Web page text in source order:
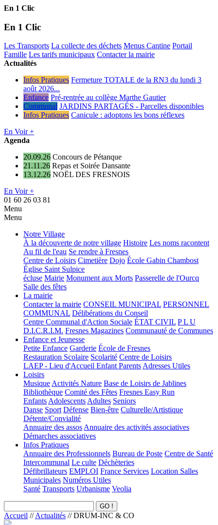
En 1 Clic
En 1 Clic
Les Transports La collecte des déchets Menus Cantine Portail
Famille Les tarifs municipaux Contacter la mairie
Actualités
Infos Pratiques Fermeture TOTALE de la RN3 du lundi 3
août 2026...
Enfance Pré-rentrée au collège Marthe Gautier
Communal JARDINS PARTAGÉS - Parcelles disponibles
Infos Pratiques Canicule : adoptons les bons réflexes
En Voir +
Agenda
20.09.26 Concours de Pétanque
21.11.26 Repas et Soirée Dansante
13.12.26 NOËL DES FRESNOIS
En Voir +
01 60 26 03 81
Menu
Menu
Notre Village
À la découverte de notre village Histoire Les noms racontent
Au fil de l'eau Se rendre à Fresnes
Centre de Loisirs Cimetière Dojo École Gabin Chambost
Église Saint Sulpice
écluse Mairie Monument aux Morts Passerelle de l'Ourcq
Salle des fêtes
La mairie
Contacter la mairie CONSEIL MUNICIPAL PERSONNEL
COMMUNAL Délibérations du Conseil
Centre Communal d'Action Sociale ÉTAT CIVIL P L U
D.I.C.R.I.M. Fresnes Magazines Communauté de Communes
Enfance et Jeunesse
Petite Enfance Garderie École de Fresnes
Restauration Scolaire Scolarité Centre de Loisirs
LAEP - Lieu d'Accueil Enfant ParentsAdresses Utiles
Loisirs
MusiqueActivités Nature Base de Loisirs de Jablines
Bibliothèque Comité des Fêtes Fresnes Easy Run
EnfantsAdolescentsAdultes Seniors
Danse Sport Défense Bien-être Culturelle/Artistique
Détente/Convialité
Annuaire des assosAnnuaire des activités associatives
Démarches associatives
Infos Pratiques
Annuaire des Professionnels Bureau de Poste Centre de Santé
Intercommunal Le culte Déchèteries
Défibrillateurs EMPLOI France Services Location Salles
Municipales Numéros Utiles
Santé Transports Urbanisme Veolia
Accueil //Actualités // DRUM-INC & CO